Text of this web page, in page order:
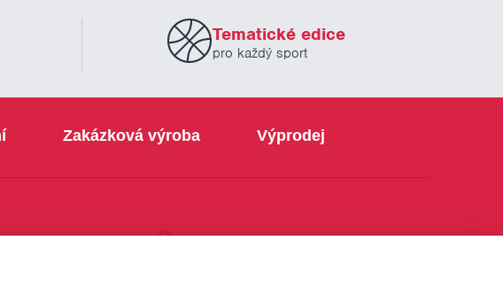
Tematické edice
pro každý sport
Zakázková výroba Výprodej